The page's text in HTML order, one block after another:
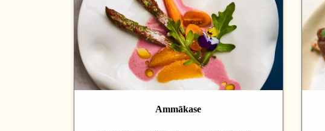
Ammākase